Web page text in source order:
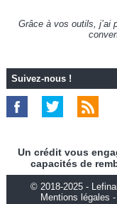
Grâce à vos outils, j’ai
Suivez-nous !
Un crédit vous
capacités de
© 2018-2025 -
Mentions légales -